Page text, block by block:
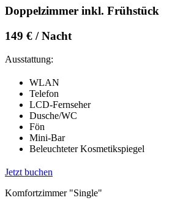
Doppelzimmer inkl. Frühstück
149 € / Nacht
Ausstattung:
WLAN
Telefon
LCD-Fernseher
Dusche/WC
Fön
Mini-Bar
Beleuchteter Kosmetikspiegel
Jetzt buchen
Komfortzimmer "Single"